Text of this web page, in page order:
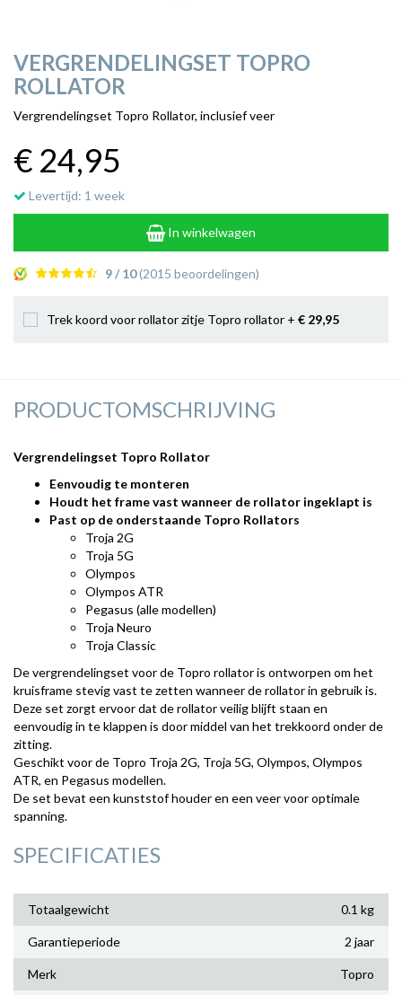
VERGRENDELINGSET TOPRO
ROLLATOR
Vergrendelingset Topro Rollator, inclusief veer
€ 24,95
Levertijd: 1 week
In winkelwagen
9 / 10(2015 beoordelingen)
Trek koord voor rollator zitje Topro rollator + € 29,95
PRODUCTOMSCHRIJVING
Vergrendelingset Topro Rollator
Eenvoudig te monteren
Houdt het frame vast wanneer de rollator ingeklapt is
Past op de onderstaande Topro Rollators
Troja 2G
Troja 5G
Olympos
Olympos ATR
Pegasus (alle modellen)
Troja Neuro
Troja Classic
De vergrendelingset voor de Topro rollator is ontworpen om het
kruisframe stevig vast te zetten wanneer de rollator in gebruik is.
Deze set zorgt ervoor dat de rollator veilig blijft staan en
eenvoudig in te klappen is door middel van het trekkoord onder de
zitting.
Geschikt voor de Topro Troja 2G, Troja 5G, Olympos, Olympos
ATR, en Pegasus modellen.
De set bevat een kunststof houder en een veer voor optimale
spanning.
SPECIFICATIES
Totaalgewicht 0.1 kg
Garantieperiode 2 jaar
Merk Topro